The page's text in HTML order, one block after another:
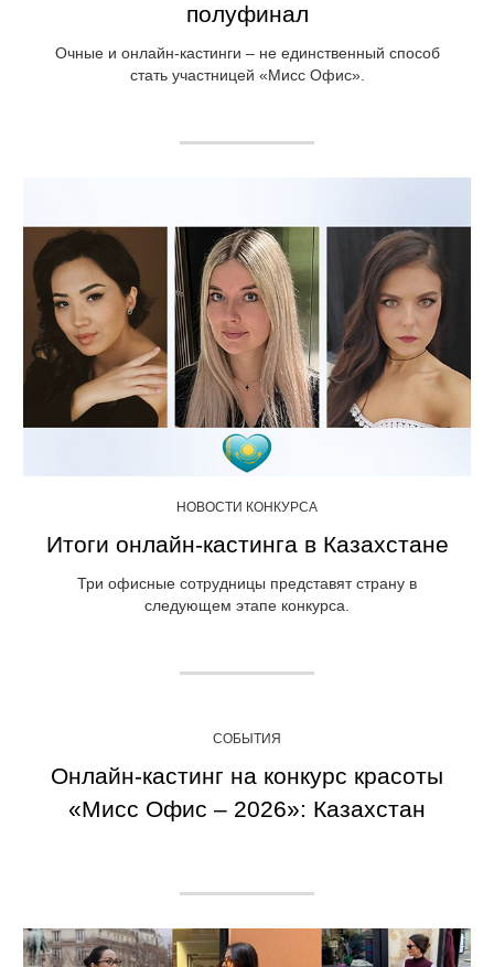
полуфинал
Очные и онлайн-кастинги – не единственный способ
стать участницей «Мисс Офис».
НОВОСТИ КОНКУРСА
Итоги онлайн-кастинга в Казахстане
Три офисные сотрудницы представят страну в
следующем этапе конкурса.
СОБЫТИЯ
Онлайн-кастинг на конкурс красоты
«Мисс Офис – 2026»: Казахстан